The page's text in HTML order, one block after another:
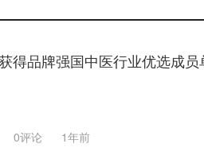
得品牌强国中医行业优选成员
0评论 1年前